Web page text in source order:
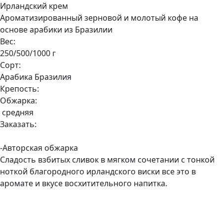
Ирландский крем
Ароматизированный зерновой и молотый кофе на
основе арабики из Бразилии
Вес:
250/500/1000 г
Сорт:
Арабика Бразилия
Крепость:
Обжарка:
средняя
Заказать:
-Авторская обжарка
Сладость взбитых сливок в мягком сочетании с тонкой
ноткой благородного ирландского виски все это в
аромате и вкусе восхитительного напитка.